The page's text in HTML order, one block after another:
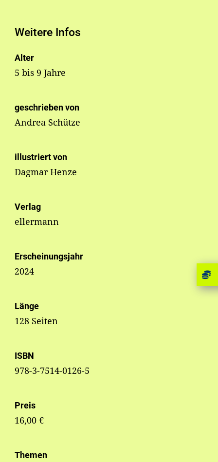
Weitere Infos
Alter
5 bis 9 Jahre
geschrieben von
Andrea Schütze
illustriert von
Dagmar Henze
Verlag
ellermann
Erscheinungsjahr
2024
Länge
128 Seiten
ISBN
978-3-7514-0126-5
Preis
16,00 €
Themen